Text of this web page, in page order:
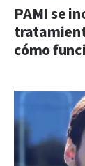
PAMI se
cómo